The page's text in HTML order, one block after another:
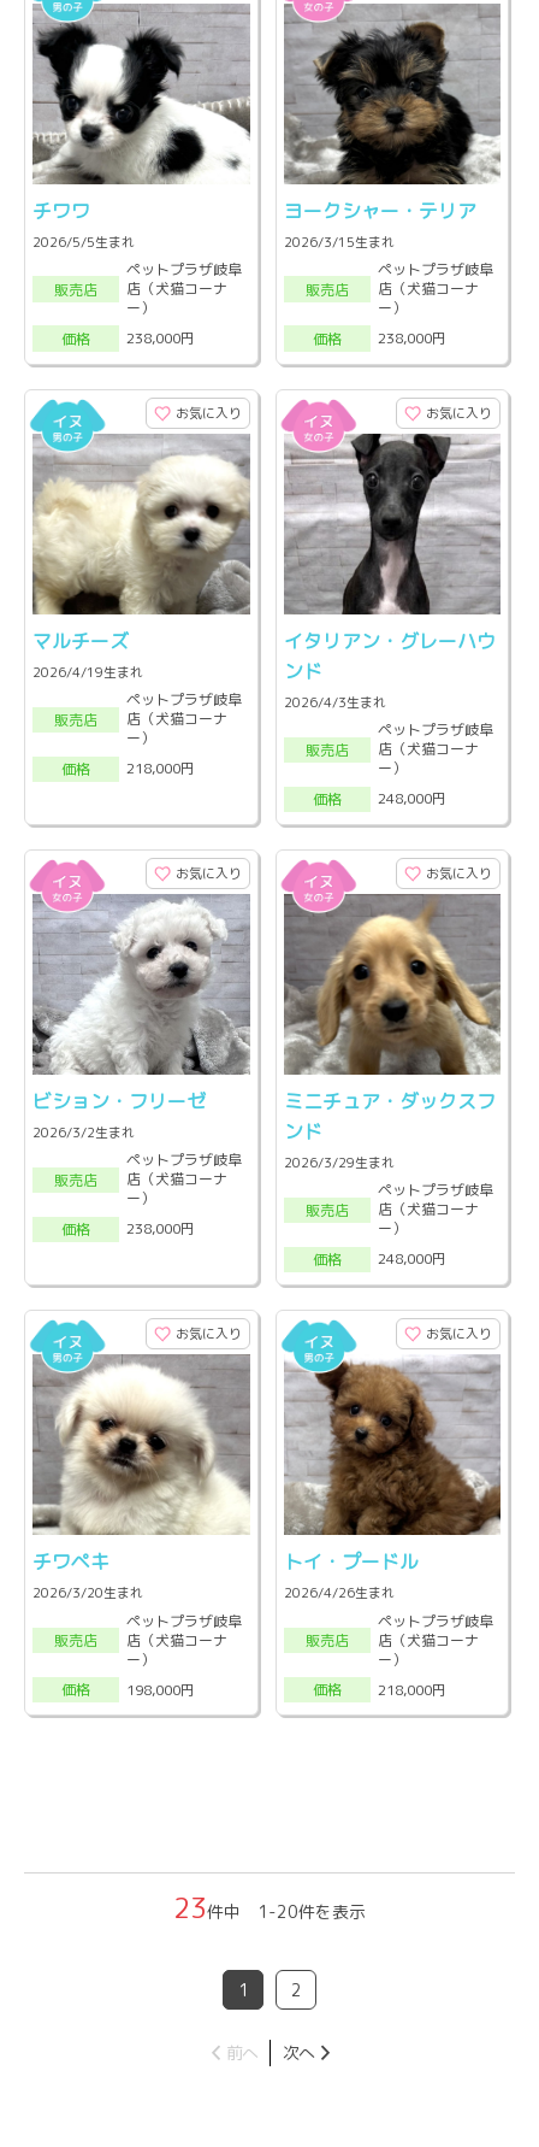
チワワ
2026/5/5生まれ
販売店
ペットプラザ岐阜
店（犬猫コーナ
ー）
価格
238,000円
ヨークシャー・テリア
2026/3/15生まれ
販売店
ペットプラザ岐阜
店（犬猫コーナ
ー）
価格
238,000円
お気に入り
マルチーズ
2026/4/19生まれ
販売店
ペットプラザ岐阜
店（犬猫コーナ
ー）
価格
218,000円
お気に入り
イタリアン・グレーハウ
ンド
2026/4/3生まれ
販売店
ペットプラザ岐阜
店（犬猫コーナ
ー）
価格
248,000円
お気に入り
ビション・フリーゼ
2026/3/2生まれ
販売店
ペットプラザ岐阜
店（犬猫コーナ
ー）
価格
238,000円
お気に入り
ミニチュア・ダックスフ
ンド
2026/3/29生まれ
販売店
ペットプラザ岐阜
店（犬猫コーナ
ー）
価格
248,000円
お気に入り
チワペキ
2026/3/20生まれ
販売店
ペットプラザ岐阜
店（犬猫コーナ
ー）
価格
198,000円
お気に入り
トイ・プードル
2026/4/26生まれ
販売店
ペットプラザ岐阜
店（犬猫コーナ
ー）
価格
218,000円
23件中 1-20件を表示
1 2
前へ 次へ